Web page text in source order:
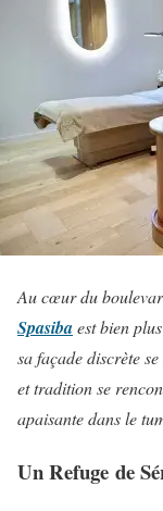
Au cœur du
Spasibaest bien
sa façade discrète
et tradition se
apaisante dans le
Un Refuge de